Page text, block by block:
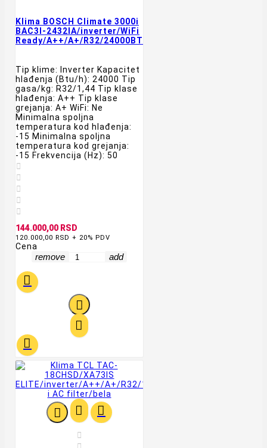
Klima BOSCH Climate 3000i
BAC3I-2432IA/inverter/WiFi
Ready/A++/A+/R32/24000BTU/bela
Tip klime: Inverter Kapacitet
hlađenja (Btu/h): 24000 Tip
gasa/kg: R32/1,44 Tip klase
hlađenja: A++ Tip klase
grejanja: A+ WiFi: Ne
Minimalna spoljna
temperatura kod hlađenja:
-15 Minimalna spoljna
temperatura kod grejanja:
-15 Frekvencija (Hz): 50





144.000,00 RSD
120.000,00 RSD + 20% PDV
Cena
remove add




  
